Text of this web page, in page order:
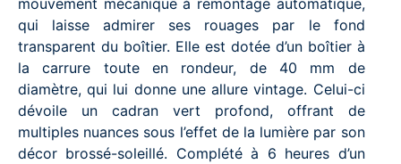
qui laisse admirer ses rouages par le fond
transparent du boîtier. Elle est dotée d’un boîtier à
la carrure toute en rondeur, de 40 mm de
diamètre, qui lui donne une allure vintage. Celui-ci
dévoile un cadran vert profond, offrant de
multiples nuances sous l’effet de la lumière par son
décor brossé-soleillé. Complété à 6 heures d’un